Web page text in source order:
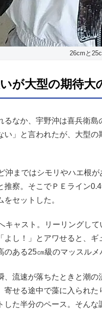
26cmと
が大型の期待大
るなか、宇野沖は喜兵衛
い」と言われたが、大型
沖まではシモリやハエ根
推察。そこでＰＥライン
セットした。
キャスト。リーリングし
よし！」とアワせると、
のある25㎝級のマッスルメ
、流速が落ちたときと潮
寄せる途中で藻に入られ
した半分のペース。そん